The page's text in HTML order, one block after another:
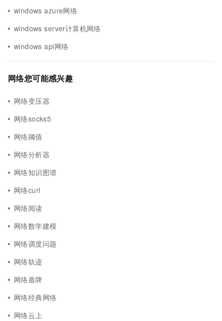
windows azure网络
windows server计算机网络
windows api网络
网络您可能感兴趣
网络变压器
网络socks5
网络阈值
网络分析器
网络知识图谱
网络curl
网络阅读
网络数学建模
网络调度问题
网络轨迹
网络盾牌
网络经典网络
网络云上